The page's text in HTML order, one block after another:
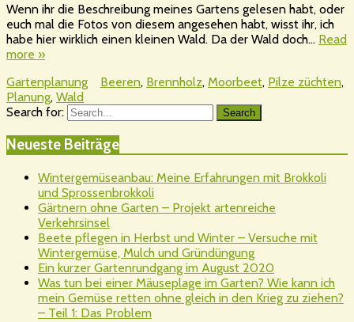
Wenn ihr die Beschreibung meines Gartens gelesen habt, oder
euch mal die Fotos von diesem angesehen habt, wisst ihr, ich
habe hier wirklich einen kleinen Wald. Da der Wald doch… Read
more »
Gartenplanung
Beeren, Brennholz, Moorbeet, Pilze züchten,
Planung, Wald
Search for:
Search
Neueste Beiträge
Wintergemüseanbau: Meine Erfahrungen mit Brokkoli
und Sprossenbrokkoli
Gärtnern ohne Garten – Projekt artenreiche
Verkehrsinsel
Beete pflegen in Herbst und Winter – Versuche mit
Wintergemüse, Mulch und Gründüngung
Ein kurzer Gartenrundgang im August 2020
Was tun bei einer Mäuseplage im Garten? Wie kann ich
mein Gemüse retten ohne gleich in den Krieg zu ziehen?
– Teil 1: Das Problem